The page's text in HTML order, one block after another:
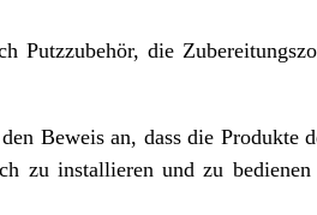
Putzzubehör, die
Beweis an, dass die Produkte
zu installieren und zu bedienen